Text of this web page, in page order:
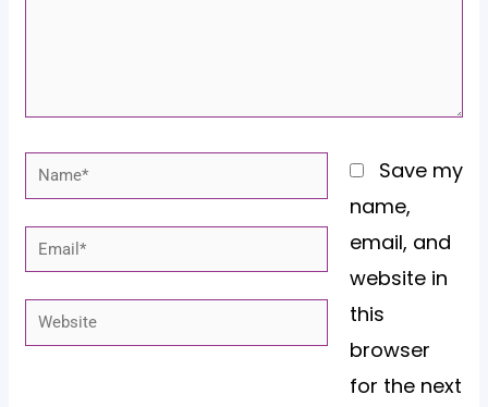
Name*
Email*
Website
Save my
name,
email, and
website in
this
browser
for the next